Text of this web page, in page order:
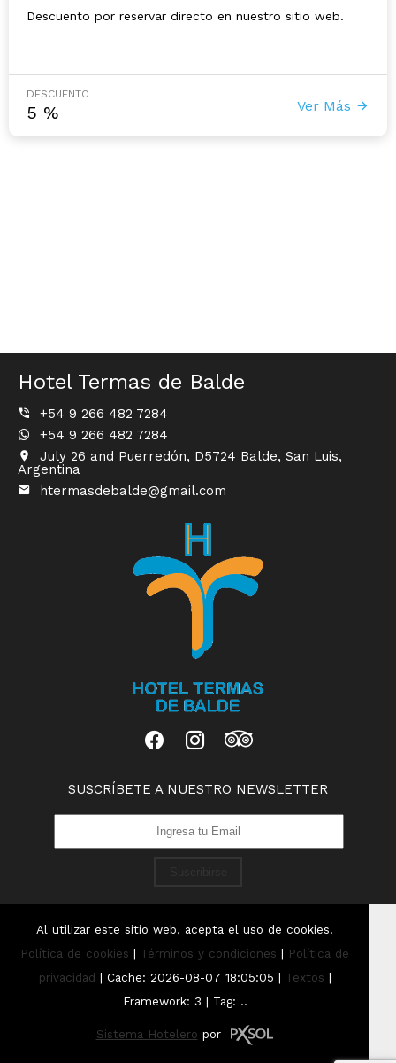
Descuento por reservar directo en nuestro sitio web.
DESCUENTO
5 % Ver Más
Hotel Termas de Balde
+54 9 266 482 7284
+54 9 266 482 7284
July 26 and Puerredón, D5724 Balde, San Luis,
Argentina
htermasdebalde@gmail.com
SUSCRÍBETE A NUESTRO NEWSLETTER
Al utilizar este sitio web, acepta el uso de cookies.
Política de cookies | Términos y condiciones | Política de
privacidad | Cache: 2026-08-07 18:05:05 | Textos |
Framework: 3 | Tag: ..
Sistema Hotelero por